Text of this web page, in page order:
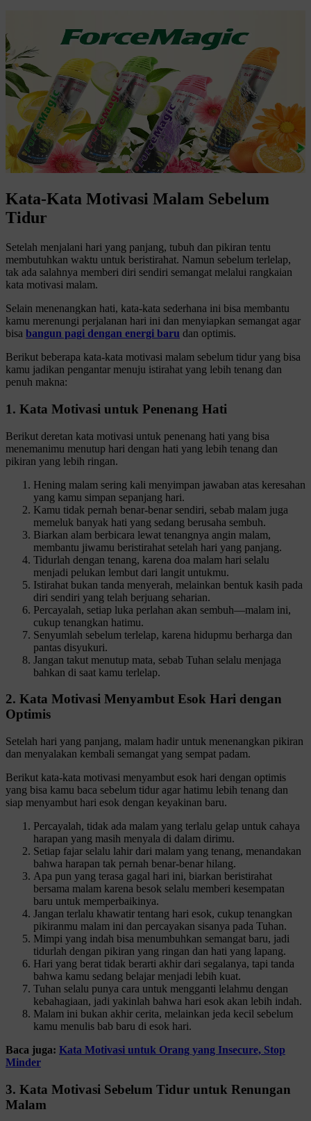
Kata-Kata Motivasi Malam Sebelum
Tidur
Setelah menjalani hari yang panjang, tubuh dan pikiran tentu
membutuhkan waktu untuk beristirahat. Namun sebelum terlelap,
tak ada salahnya memberi diri sendiri semangat melalui rangkaian
kata motivasi malam.
Selain menenangkan hati, kata-kata sederhana ini bisa membantu
kamu merenungi perjalanan hari ini dan menyiapkan semangat agar
bisa bangun pagi dengan energi baru dan optimis.
Berikut beberapa kata-kata motivasi malam sebelum tidur yang bisa
kamu jadikan pengantar menuju istirahat yang lebih tenang dan
penuh makna:
1. Kata Motivasi untuk Penenang Hati
Berikut deretan kata motivasi untuk penenang hati yang bisa
menemanimu menutup hari dengan hati yang lebih tenang dan
pikiran yang lebih ringan.
Hening malam sering kali menyimpan jawaban atas keresahan
yang kamu simpan sepanjang hari.
Kamu tidak pernah benar-benar sendiri, sebab malam juga
memeluk banyak hati yang sedang berusaha sembuh.
Biarkan alam berbicara lewat tenangnya angin malam,
membantu jiwamu beristirahat setelah hari yang panjang.
Tidurlah dengan tenang, karena doa malam hari selalu
menjadi pelukan lembut dari langit untukmu.
Istirahat bukan tanda menyerah, melainkan bentuk kasih pada
diri sendiri yang telah berjuang seharian.
Percayalah, setiap luka perlahan akan sembuh—malam ini,
cukup tenangkan hatimu.
Senyumlah sebelum terlelap, karena hidupmu berharga dan
pantas disyukuri.
Jangan takut menutup mata, sebab Tuhan selalu menjaga
bahkan di saat kamu terlelap.
2. Kata Motivasi Menyambut Esok Hari dengan
Optimis
Setelah hari yang panjang, malam hadir untuk menenangkan pikiran
dan menyalakan kembali semangat yang sempat padam.
Berikut kata-kata motivasi menyambut esok hari dengan optimis
yang bisa kamu baca sebelum tidur agar hatimu lebih tenang dan
siap menyambut hari esok dengan keyakinan baru.
Percayalah, tidak ada malam yang terlalu gelap untuk cahaya
harapan yang masih menyala di dalam dirimu.
Setiap fajar selalu lahir dari malam yang tenang, menandakan
bahwa harapan tak pernah benar-benar hilang.
Apa pun yang terasa gagal hari ini, biarkan beristirahat
bersama malam karena besok selalu memberi kesempatan
baru untuk memperbaikinya.
Jangan terlalu khawatir tentang hari esok, cukup tenangkan
pikiranmu malam ini dan percayakan sisanya pada Tuhan.
Mimpi yang indah bisa menumbuhkan semangat baru, jadi
tidurlah dengan pikiran yang ringan dan hati yang lapang.
Hari yang berat tidak berarti akhir dari segalanya, tapi tanda
bahwa kamu sedang belajar menjadi lebih kuat.
Tuhan selalu punya cara untuk mengganti lelahmu dengan
kebahagiaan, jadi yakinlah bahwa hari esok akan lebih indah.
Malam ini bukan akhir cerita, melainkan jeda kecil sebelum
kamu menulis bab baru di esok hari.
Baca juga: Kata Motivasi untuk Orang yang Insecure, Stop
Minder
3. Kata Motivasi Sebelum Tidur untuk Renungan
Malam